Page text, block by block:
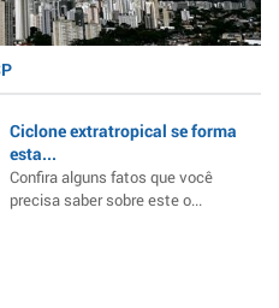
Ciclone extratropical se forma
esta...
Confira alguns fatos que você
precisa saber sobre este o...